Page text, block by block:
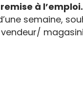
à l’emploi.
semaine,